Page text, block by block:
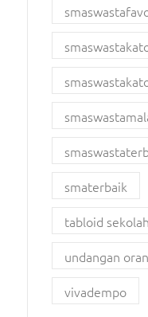
smaterbaik
tabloid sekolah
undangan
vivadempo